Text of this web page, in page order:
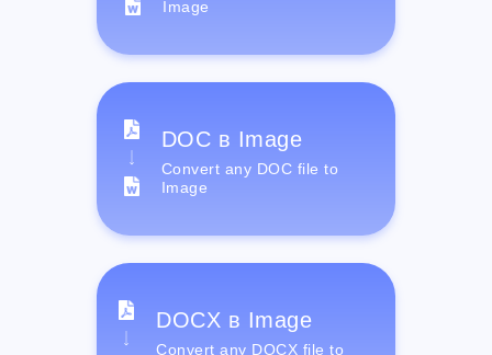
Image
DOC в Image
Convert any DOC file to
Image
DOCX в Image
Convert any DOCX file to